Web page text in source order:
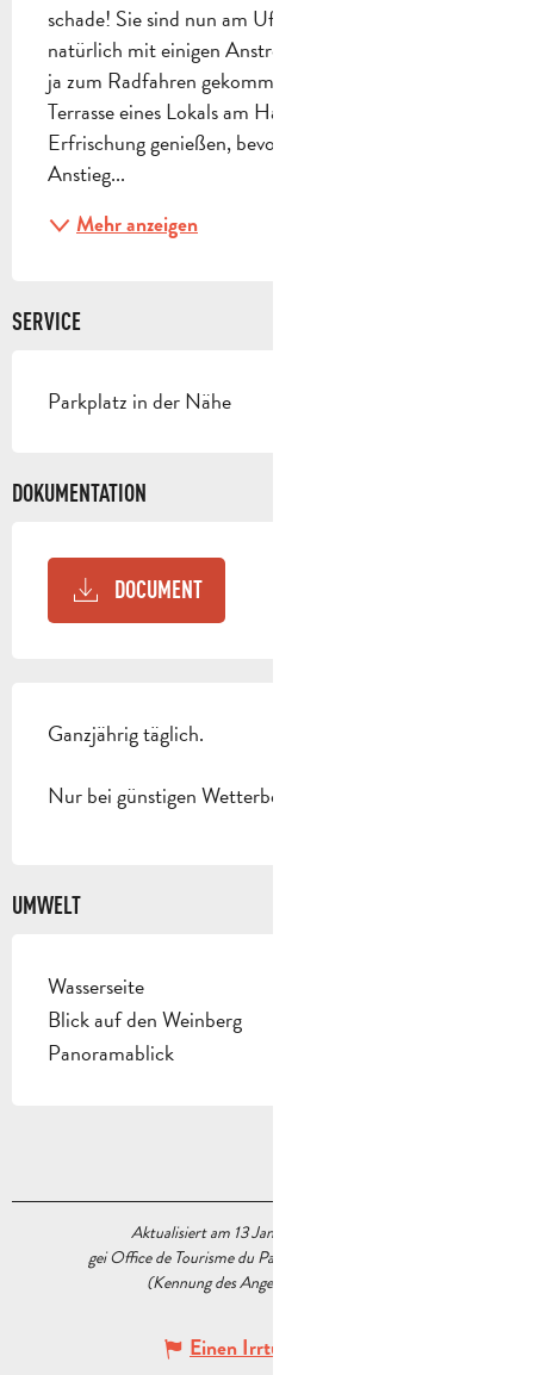
schade! Sie sind nun am Ufer der Grande Bleue,
natürlich mit einigen Anstrengungen, aber Sie sind
ja zum Radfahren gekommen. Sie können auf der
Terrasse eines Lokals am Hafen von Cassis eine
Erfrischung genießen, bevor Sie den heutigen
Anstieg...
Mehr anzeigen
SERVICE
Parkplatz in der Nähe
DOKUMENTATION
DOCUMENT
Ganzjährig täglich.
Nur bei günstigen Wetterbedingungen.
UMWELT
Wasserseite
Blick auf den Weinberg
Panoramablick
Aktualisiert am 13 Januar 2026 Um 14:31
gei Office de Tourisme du Pays d’Aubagne et de l’Étoile
(Kennung des Angebots :
Einen Irrtum angeben